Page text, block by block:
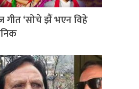
गीत ‘सोचे झैं भएन विहे